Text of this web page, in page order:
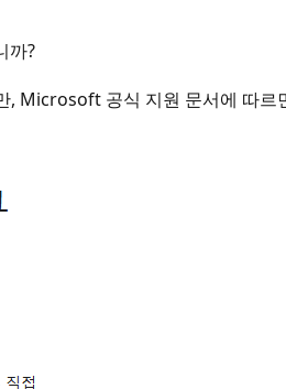
까?
Microsoft 공식 지원 문서에 따